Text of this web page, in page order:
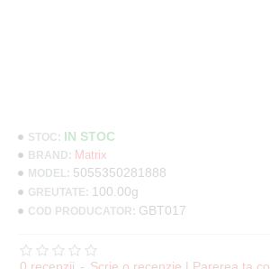
STOC: IN STOC
BRAND: Matrix
MODEL: 5055350281888
GREUTATE: 100.00g
COD PRODUCATOR: GBT017